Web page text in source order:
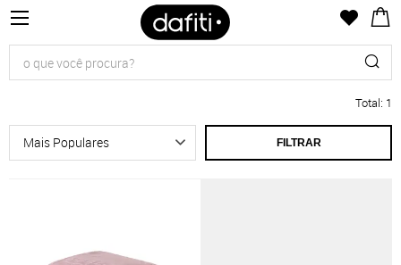
Total: 1
FILTRAR